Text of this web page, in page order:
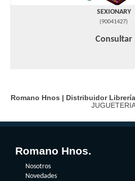
SEXIONARY
(90041427)
Consultar
Romano Hnos | Distribuidor
Romano Hnos.
Nosotros
Novedades